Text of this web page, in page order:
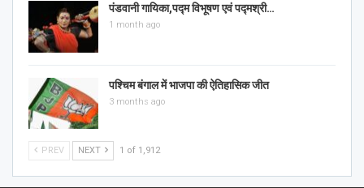
पंडवानी गायिका,पद्म विभूषण एवं पद्मश्री…
1 month ago
पश्चिम बंगाल में भाजपा की ऐतिहासिक जीत
3 months ago
PREV NEXT 1 of 1,912